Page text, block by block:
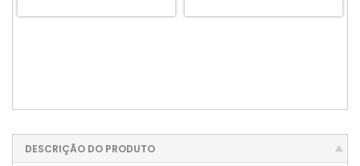
DESCRIÇÃO DO PRODUTO